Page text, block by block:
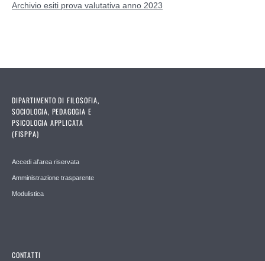
Archivio esiti prova valutativa anno 2023
DIPARTIMENTO DI FILOSOFIA,
SOCIOLOGIA, PEDAGOGIA E
PSICOLOGIA APPLICATA
(FISPPA)
Accedi al'area riservata
Amministrazione trasparente
Modulistica
CONTATTI